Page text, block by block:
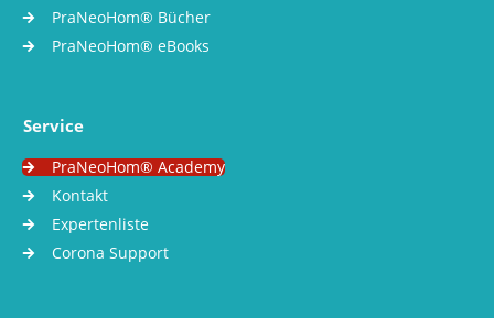
PraNeoHom® Bücher
PraNeoHom® eBooks
Service
PraNeoHom® Academy
Kontakt
Expertenliste
Corona Support